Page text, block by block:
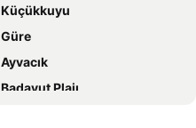
Küçükkuyu
Güre
Ayvacık
Badavut Plajı